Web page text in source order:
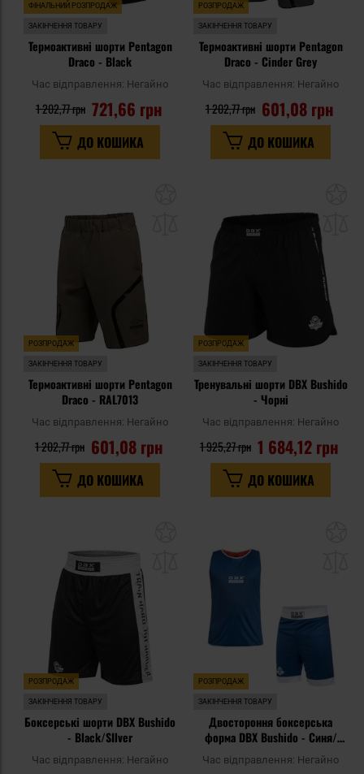
ФІНАЛЬНИЙ РОЗПРОДАЖ
ЗАКІНЧЕННЯ ТОВАРУ
Термоактивні шорти Pentagon
Draco - Black
Час відправлення: Негайно
721,66 грн
1 202,77 грн
ДО КОШИКА
РОЗПРОДАЖ
ЗАКІНЧЕННЯ ТОВАРУ
Термоактивні шорти Pentagon
Draco - Cinder Grey
Час відправлення: Негайно
601,08 грн
1 202,77 грн
ДО КОШИКА
списку
уподобань
РОЗПРОДАЖ
ЗАКІНЧЕННЯ ТОВАРУ
Термоактивні шорти Pentagon
Draco - RAL7013
Час відправлення: Негайно
601,08 грн
1 202,77 грн
ДО КОШИКА
РОЗПРОДАЖ
ЗАКІНЧЕННЯ ТОВАРУ
Тренувальні шорти DBX Bushido
- Чорні
Час відправлення: Негайно
1 684,12 грн
1 925,27 грн
ДО КОШИКА
списку
уподобань
РОЗПРОДАЖ
ЗАКІНЧЕННЯ ТОВАРУ
Боксерські шорти DBX Bushido
- Black/SIlver
Час відправлення: Негайно
РОЗПРОДАЖ
ЗАКІНЧЕННЯ ТОВАРУ
Двостороння боксерська
форма DBX Bushido - Синя/
Час відправлення: Негайно